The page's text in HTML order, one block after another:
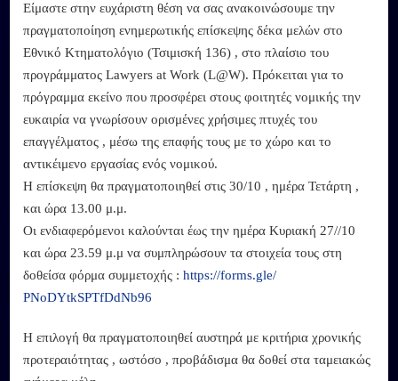
Είμαστε στην ευχάριστη θέση να σας ανακοινώσουμε την
πραγματοποίηση ενημερωτικής επίσκεψης δέκα μελών στο
Εθνικό Κτηματολόγιο (Τσιμισκή 136) , στο πλαίσιο του
προγράμματος Lawyers at Work (L@W). Πρόκειται για το
πρόγραμμα εκείνο που προσφέρει στους φοιτητές νομικής την
ευκαιρία να γνωρίσουν ορισμένες χρήσιμες πτυχές του
επαγγέλματος , μέσω της επαφής τους με το χώρο και το
αντικέιμενο εργασίας ενός νομικού.
Η επίσκεψη θα πραγματοποιηθεί στις 30/10 , ημέρα Τετάρτη ,
και ώρα 13.00 μ.μ.
Οι ενδιαφερόμενοι καλούνται έως την ημέρα Κυριακή 27//10
και ώρα 23.59 μ.μ να συμπληρώσουν τα στοιχεία τους στη
δοθείσα φόρμα συμμετοχής :https://forms.gle/
PNoDYtkSPTfDdNb96
Η επιλογή θα πραγματοποιηθεί αυστηρά με κριτήρια χρονικής
προτεραιότητας , ωστόσο , προβάδισμα θα δοθεί στα ταμειακώς